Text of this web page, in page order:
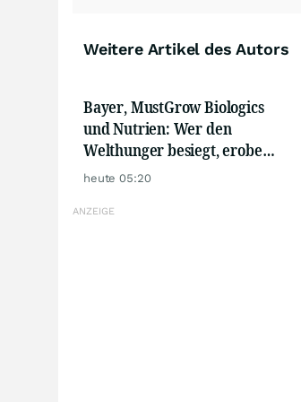
Weitere Artikel des Autors
Bayer, MustGrow Biologics
und Nutrien: Wer den
Welthunger besiegt, erobert
den Agrarmarkt
heute 05:20